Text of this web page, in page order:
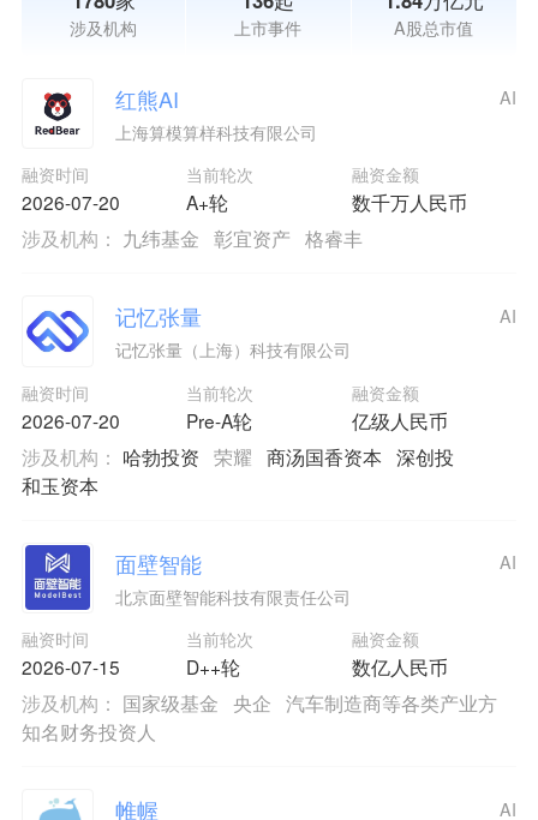
涉及机构 上市事件 A股总市值
红熊AI
上海算模算样科技有限公司
融资时间
2026-07-20
当前轮次
A+轮
融资金额
数千万人民币
AI
涉及机构： 九纬基金 彰宜资产 格睿丰
记忆张量
记忆张量（上海）科技有限公司
融资时间
2026-07-20
当前轮次
Pre-A轮
融资金额
亿级人民币
AI
涉及机构： 哈勃投资 荣耀 商汤国香资本 深创投
和玉资本
面壁智能
北京面壁智能科技有限责任公司
融资时间
2026-07-15
当前轮次
D++轮
融资金额
数亿人民币
AI
涉及机构： 国家级基金 央企 汽车制造商等各类产业方
知名财务投资人
帷幄 AI